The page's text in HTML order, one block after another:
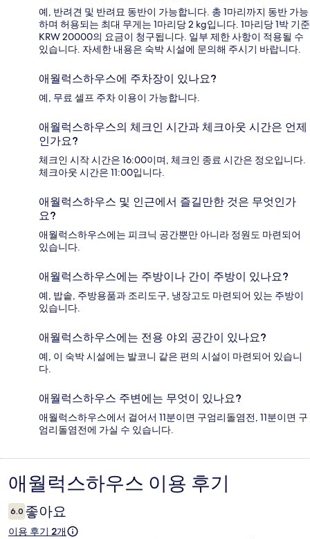
예, 반려견 및 반려묘 동반이 가능합니다. 총 1마리까지 동반 가능
하며 허용되는 최대 무게는 1마리당 2 kg입니다. 1마리당 1박 기준
KRW 20000의 요금이 청구됩니다. 일부 제한 사항이 적용될 수
있습니다. 자세한 내용은 숙박 시설에 문의해 주시기 바랍니다.
애월럭스하우스에 주차장이 있나요?
예, 무료 셀프 주차 이용이 가능합니다.
애월럭스하우스의 체크인 시간과 체크아웃 시간은 언제
인가요?
체크인 시작 시간은 16:00이며, 체크인 종료 시간은 정오입니다.
체크아웃 시간은 11:00입니다.
애월럭스하우스 및 인근에서 즐길만한 것은 무엇인가
요?
애월럭스하우스에는 피크닉 공간뿐만 아니라 정원도 마련되어
있습니다.
애월럭스하우스에는 주방이나 간이 주방이 있나요?
예, 밥솥, 주방용품과 조리도구, 냉장고도 마련되어 있는 주방이
있습니다.
애월럭스하우스에는 전용 야외 공간이 있나요?
예, 이 숙박 시설에는 발코니 같은 편의 시설이 마련되어 있습니
다.
애월럭스하우스 주변에는 무엇이 있나요?
애월럭스하우스에서 걸어서 11분이면 구엄리돌염전, 11분이면 구
엄리돌염전에 가실 수 있습니다.
이
용
후
애월럭스하우스 이용 후기
6.0 좋아요
이용 후기 2개